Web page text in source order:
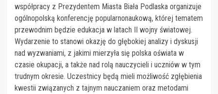
współpracy z Prezydentem Miasta Biała Podlaska organizuje
ogólnopolską konferencję popularnonaukową, której tematem
przewodnim będzie edukacja w latach II wojny światowej.
Wydarzenie to stanowi okazję do głębokiej analizy i dyskusji
nad wyzwaniami, z jakimi mierzyła się polska oświata w
czasie okupacji, a także nad rolą nauczycieli i uczniów w tym
trudnym okresie. Uczestnicy będą mieli możliwość zgłębienia
kwestii związanych z tajnym nauczaniem oraz metodami